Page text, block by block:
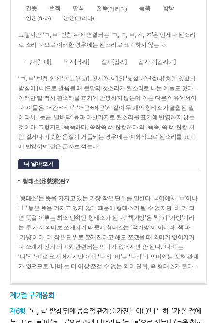
건뜻 번쩍 딸꾹 절뚝(거리다) 듬뿍
함빡
껑뚱(하다) 뭉뚱(그리다)
그렇지만 ‘ㄱ, ㅂ’ 받침 뒤에 연결되는 ‘ㄱ, ㄷ, ㅂ, ㅅ, ㅈ’은 언제나 된소리
로 소리 나므로 이러한 경우에는 된소리로 표기하지 않는다.
늑대[늑때] 낙지[낙찌] 접시[접씨] 갑자기[갑짜기]
‘ㄱ, ㅂ’ 받침 외에 ‘믿고[믿꼬], 잊지[읻찌]’와 ‘낯설다[낟썰다]’처럼 앞말의
받침이 [ㄷ]으로 발음될 때 뒷말의 첫소리가 된소리로 나는 예들도 있다.
이러한 말 역시 된소리를 표기에 반영하지 않는데 이는 다른 이유에서이
다. 이들은 ‘어간+어미’, ‘어근+어근’과 같이 두 개의 형태소가 결합된 말
이라서, ‘눈곱, 발바닥’ 등과 마찬가지로 된소리를 표기에 반영하지 않는
것이다. 그렇지만 ‘똑똑하다, 쓱싹쓱싹, 쌉쌀하다’의 ‘똑똑, 쓱싹, 쌉쌀’처
럼 같거나 비슷한 음절이 거듭되는 경우에는 예외적으로 된소리를 표기
에 반영하여 같은 글자로 적는다.
더 알아보기
형태소(形態素)란?
‘형태소’는 뜻을 가지고 있는 가장 작은 단위를 말한다. 국어에서 ‘ㅂ’이나
‘ㅣ’ 등은 뜻을 가지고 있지 않기 때문에 형태소가 될 수 없지만 ‘비’가 되
면 뜻을 이루는 최소 단위인 형태소가 된다. ‘책가방’은 ‘책’과 ‘가방’이라
는 두 가지 의미로 쪼개지기 때문에 형태소는 ‘책가방’이 아니라 ‘책’과
‘가방’이다. 더 작은 단위로 쪼개진다고 해도 쪼갰을 때 의미가 없어지거
나 쪼개기 전의 의미와 관련되는 의미가 없어지면 안 된다. ‘나비’는
‘나’와 ‘비’로 쪼개어지지만 이때 ‘나’와 ‘비’는 ‘나비’의 의미와는 전혀 관계
가 없으므로 ‘나비’는 더 이상 쪼갤 수 없는 의미 단위, 즉 형태소가 된다.
제2절 구개음화
제6항 ‘ㄷ, ㅌ’ 받침 뒤에 종속적 관계를 가진 ‘- 이(-)’나 ‘- 히 -’가 올 적에